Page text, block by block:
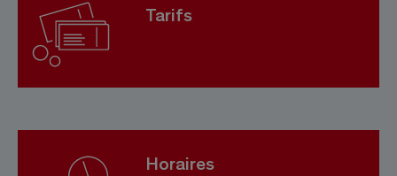
Tarifs
Horaires